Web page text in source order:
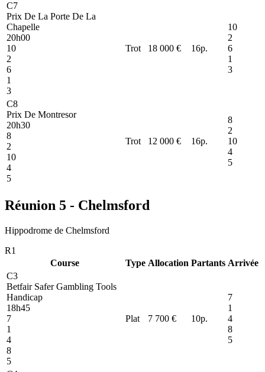
C7
Prix De La Porte De La
Chapelle
20h00
10
2
6
1
3
Trot 18 000 € 16p.
10
2
6
1
3
C8
Prix De Montresor
20h30
8
2
10
4
5
Trot 12 000 € 16p.
8
2
10
4
5
Réunion 5 - Chelmsford
Hippodrome de Chelmsford
R1
Course
Type Allocation Partants Arrivée
C3
Betfair Safer Gambling Tools
Handicap
18h45
7
1
4
8
5
Plat 7 700 € 10p.
7
1
4
8
5